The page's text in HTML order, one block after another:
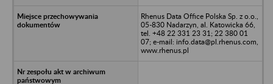
Rhenus Data Office Polska Sp. z o.o.,
05-830 Nadarzyn, al. Katowicka 66,
tel. +48 22 331 23 31; 22 380 01
07; e-mail: info.data@pl.rhenus.com,
www.rhenus.pl